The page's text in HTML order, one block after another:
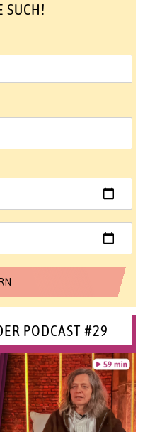
SUCH!
PODCAST #29